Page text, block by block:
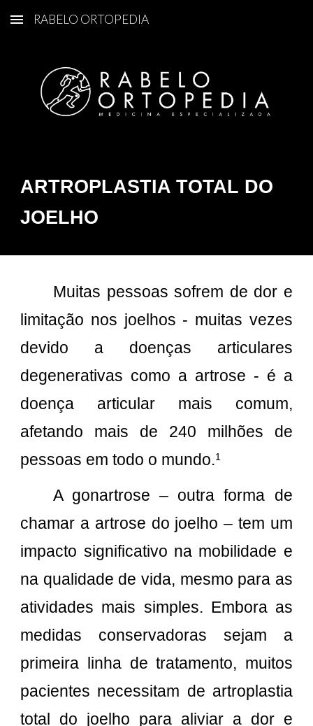
Skip to main content
RABELO ORTOPEDIA
ARTROPLASTIA TOTAL DO
JOELHO
Muitas pessoas sofrem de dor e
limitação nos joelhos - muitas vezes
devido a doenças articulares
degenerativas como a artrose - é a
doença articular mais comum,
afetando mais de 240 milhões de
pessoas em todo o mundo.1
A gonartrose – outra forma de
chamar a artrose do joelho – tem um
impacto significativo na mobilidade e
na qualidade de vida, mesmo para as
atividades mais simples. Embora as
medidas conservadoras sejam a
primeira linha de tratamento, muitos
pacientes necessitam de artroplastia
total do joelho para aliviar a dor e